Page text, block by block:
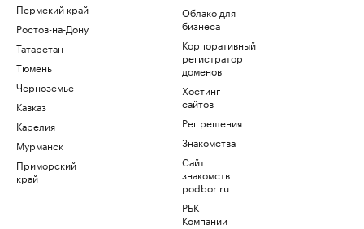
Пермский край
Ростов-на-Дону
Татарстан
Тюмень
Черноземье
Кавказ
Карелия
Мурманск
Приморский
край
Облако для
бизнеса
Корпоративный
регистратор
доменов
Хостинг
сайтов
Рег.решения
Знакомства
Сайт
знакомств
podbor.ru
РБК
Компании